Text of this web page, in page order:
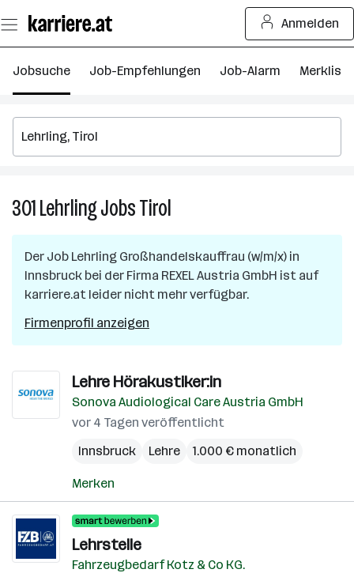
Seiteninhalt
springen
Anmelden
Jobsuche Job-Empfehlungen Job-Alarm Merkliste
301LehrlingJobsTirol
in
Tirol
Der Job Lehrling Großhandelskauffrau (w/m/x) in
Innsbruck bei der Firma REXEL Austria GmbH ist auf
karriere.at leider nicht mehr verfügbar.
Firmenprofil anzeigen
Lehre Hörakustiker:in
Sonova Audiological Care Austria GmbH
vor 4 Tagen veröffentlicht
Innsbruck
Lehre 1.000 € monatlich
Merken
Lehrstelle
Fahrzeugbedarf Kotz & Co KG.